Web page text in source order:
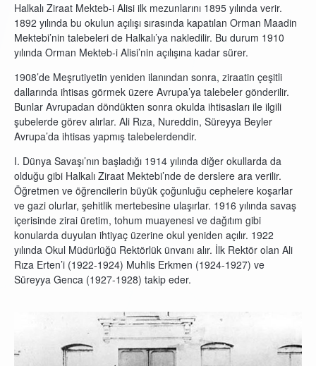
Halkalı Ziraat Mekteb-i Alisi ilk mezunlarını 1895 yılında verir.
1892 yılında bu okulun açılışı sırasında kapatılan Orman Maadin
Mektebi’nin talebeleri de Halkalı’ya nakledilir. Bu durum 1910
yılında Orman Mekteb-i Alisi’nin açılışına kadar sürer.
1908’de Meşrutiyetin yeniden ilanından sonra, ziraatin çeşitli
dallarında ihtisas görmek üzere Avrupa’ya talebeler gönderilir.
Bunlar Avrupadan döndükten sonra okulda ihtisasları ile ilgili
şubelerde görev alırlar. Ali Rıza, Nureddin, Süreyya Beyler
Avrupa’da ihtisas yapmış talebelerdendir.
I. Dünya Savaşı’nın başladığı 1914 yılında diğer okullarda da
olduğu gibi Halkalı Ziraat Mektebi’nde de derslere ara verilir.
Öğretmen ve öğrencilerin büyük çoğunluğu cephelere koşarlar
ve gazi olurlar, şehitlik mertebesine ulaşırlar. 1916 yılında savaş
içerisinde zirai üretim, tohum muayenesi ve dağıtım gibi
konularda duyulan ihtiyaç üzerine okul yeniden açılır. 1922
yılında Okul Müdürlüğü Rektörlük ünvanı alır. İlk Rektör olan Ali
Rıza Erten’i (1922-1924) Muhlis Erkmen (1924-1927) ve
Süreyya Genca (1927-1928) takip eder.